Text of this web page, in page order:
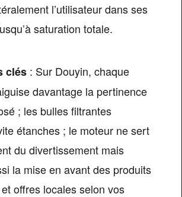
l’utilisateur dans ses
saturation totale.
clés: Sur Douyin, chaque
davantage la pertinence
; les bulles filtrantes
étanches ; le moteur ne sert
du divertissement mais
la mise en avant des produits
offres locales selon vos